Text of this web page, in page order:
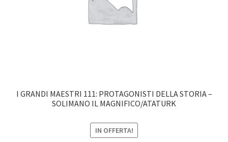
I GRANDI MAESTRI 111: PROTAGONISTI DELLA STORIA –
SOLIMANO IL MAGNIFICO/ATATURK
IN OFFERTA!